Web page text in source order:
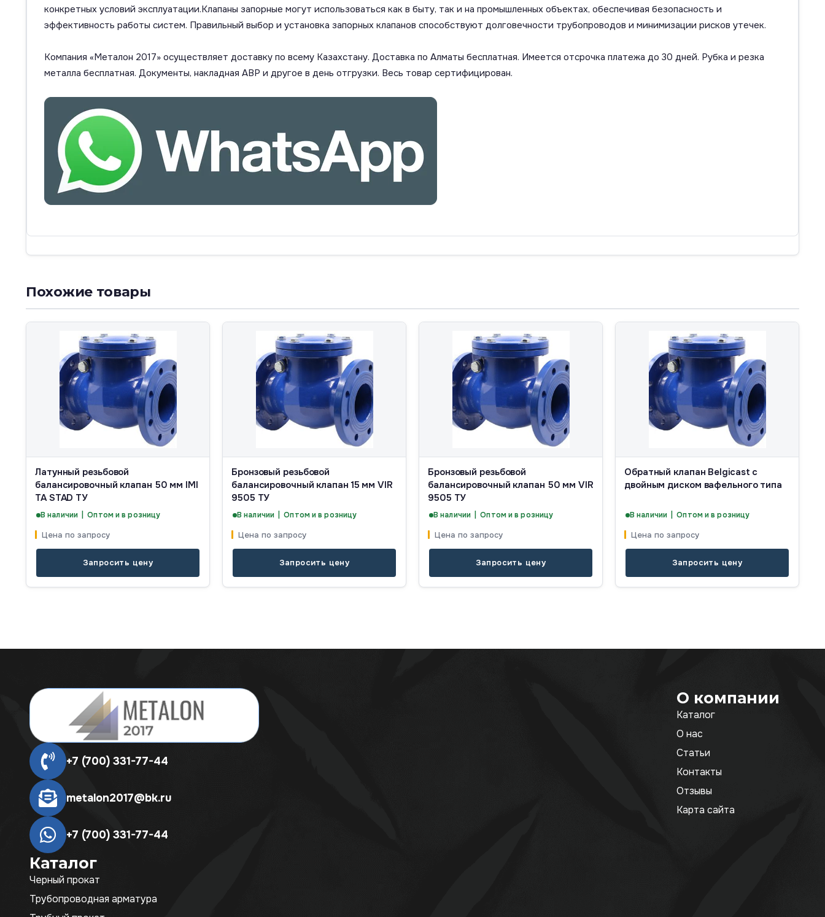
конкретных условий эксплуатации.Клапаны запорные могут использоваться как в быту, так и на промышленных объектах, обеспечивая безопасность и
эффективность работы систем. Правильный выбор и установка запорных клапанов способствуют долговечности трубопроводов и минимизации рисков утечек.
Компания «Металон 2017» осуществляет доставку по всему Казахстану. Доставка по Алматы бесплатная. Имеется отсрочка платежа до 30 дней. Рубка и резка
металла бесплатная. Документы, накладная АВР и другое в день отгрузки. Весь товар сертифицирован.
Похожие товары
Латунный резьбовой
балансировочный клапан 50 мм IMI
TA STAD ТУ
В наличии | Оптом и в розницу
Цена по запросу
Запросить цену
Бронзовый резьбовой
балансировочный клапан 15 мм VIR
9505 ТУ
В наличии | Оптом и в розницу
Цена по запросу
Запросить цену
Бронзовый резьбовой
балансировочный клапан 50 мм VIR
9505 ТУ
В наличии | Оптом и в розницу
Цена по запросу
Запросить цену
Обратный клапан Belgicast с
двойным диском вафельного типа
В наличии | Оптом и в розницу
Цена по запросу
Запросить цену
+7 (700) 331-77-44
metalon2017@bk.ru
+7 (700) 331-77-44
Каталог
Черный прокат
Трубопроводная арматура
О компании
Каталог
О нас
Статьи
Контакты
Отзывы
Карта сайта